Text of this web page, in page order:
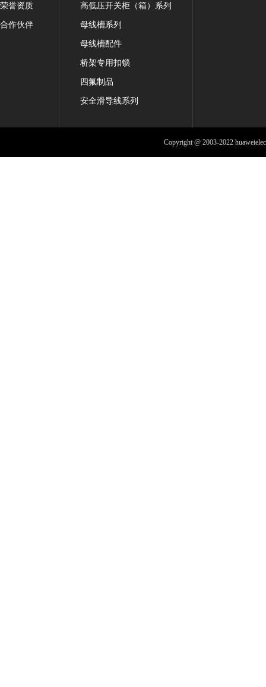
荣誉资质
合作伙伴
高低压开关柜（箱）系列
母线槽系列
母线槽配件
桥架专用扣锁
四氟制品
安全滑导线系列
Copyright @ 2003-2022